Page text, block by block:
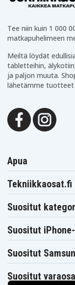
Tee niin kuin 1 000
matkapuhelimeen
Meiltä löydät
tabletteihin,
ja paljon muuta.
lähetämme tuotteet
Apua
Tekniikkaosat.fi
Suositut
Suositut
Suositut
Suositut